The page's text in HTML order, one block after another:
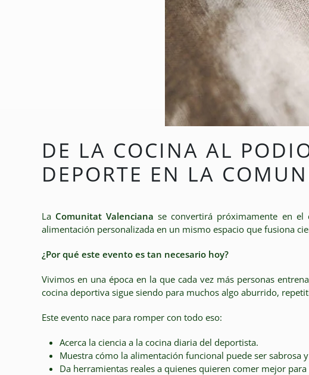
DE LA COCINA AL
DEPORTE EN LA
La Comunitat Valenciana se convertirá próximamente en
alimentación personalizada en un mismo espacio que fusiona
¿Por qué este evento es tan necesario hoy?
Vivimos en una época en la que cada vez más personas
cocina deportiva sigue siendo para muchos algo aburrido,
Este evento nace para romper con todo eso:
Acerca la ciencia a la cocina diaria del deportista.
Muestra cómo la alimentación funcional puede ser sabrosa
Da herramientas reales a quienes quieren comer mejor